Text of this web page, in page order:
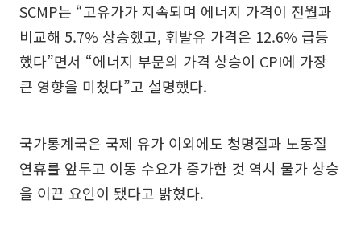
SCMP는 “고유가가 지속되며 에너지 가격이 전월과
비교해 5.7% 상승했고, 휘발유 가격은 12.6% 급등
했다”면서 “에너지 부문의 가격 상승이 CPI에 가장
큰 영향을 미쳤다”고 설명했다.
국가통계국은 국제 유가 이외에도 청명절과 노동절
연휴를 앞두고 이동 수요가 증가한 것 역시 물가 상승
을 이끈 요인이 됐다고 밝혔다.